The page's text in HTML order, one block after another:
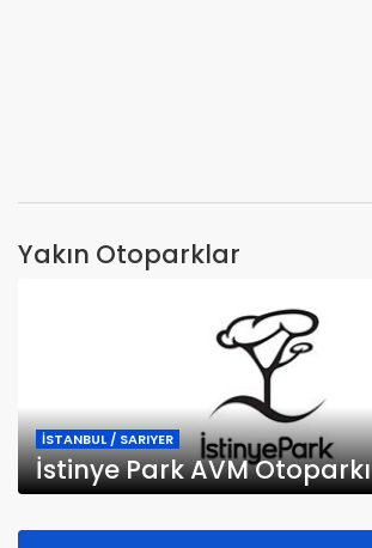
Yakın Otoparklar
İSTANBUL / SARIYER
İstinye Park AVM Otoparkı